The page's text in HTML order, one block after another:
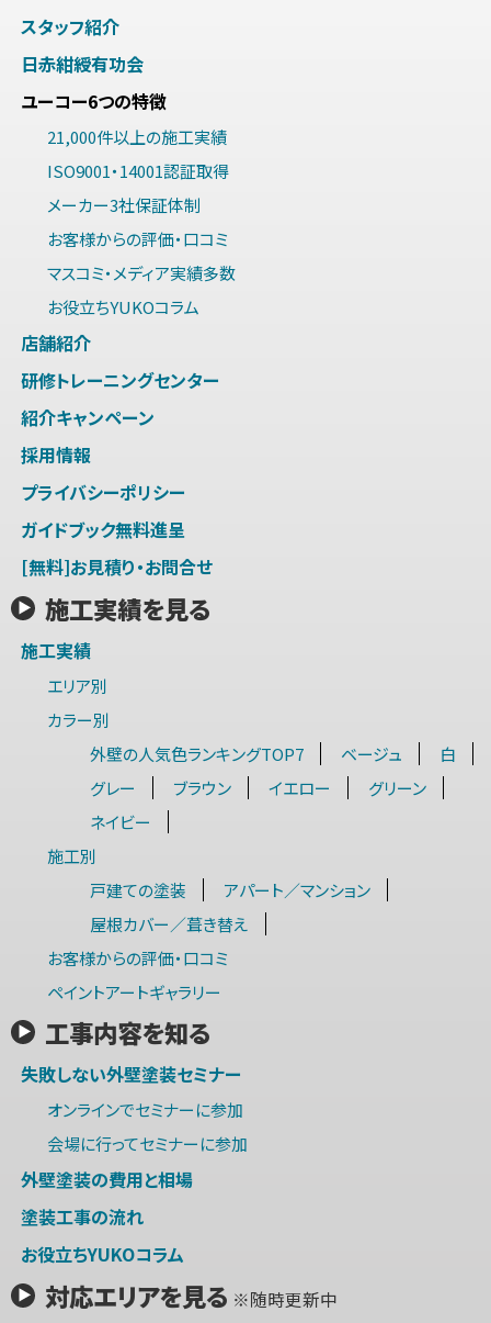
スタッフ紹介
日赤紺綬有功会
ユーコー6つの特徴
21,000件以上の施工実績
ISO9001・14001認証取得
メーカー3社保証体制
お客様からの評価・口コミ
マスコミ・メディア実績多数
お役立ちYUKOコラム
店舗紹介
研修トレーニングセンター
紹介キャンペーン
採用情報
プライバシーポリシー
ガイドブック無料進呈
[無料]お見積り・お問合せ
施工実績を見る
施工実績
エリア別
カラー別
外壁の人気色ランキングTOP7
ベージュ
白
グレー
ブラウン イエロー
グリーン
ネイビー
施工別
戸建ての塗装
アパート／マンション
屋根カバー／葺き替え
お客様からの評価・口コミ
ペイントアートギャラリー
工事内容を知る
失敗しない外壁塗装セミナー
オンラインでセミナーに参加
会場に行ってセミナーに参加
外壁塗装の費用と相場
塗装工事の流れ
お役立ちYUKOコラム
対応エリアを見る ※随時更新中